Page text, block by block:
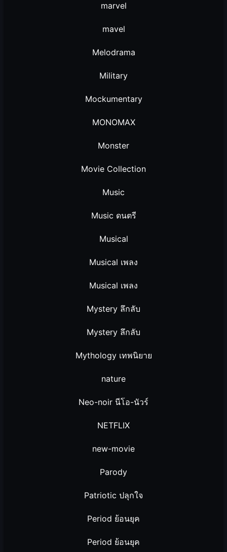
marvel
mavel
Melodrama
Military
Mockumentary
MONOMAX
Monster
Movie Collection
Music
Music ดนตรี
Musical
Musical เพลง
Musical เพลง
Mystery ลึกลับ
Mystery ลึกลับ
Mythology เทพนิยาย
nature
Neo-noir นีโอ-นัวร์
NETFLIX
new-movie
Parody
Patriotic ปลุกใจ
Period ย้อนยุค
Period ย้อนยุค